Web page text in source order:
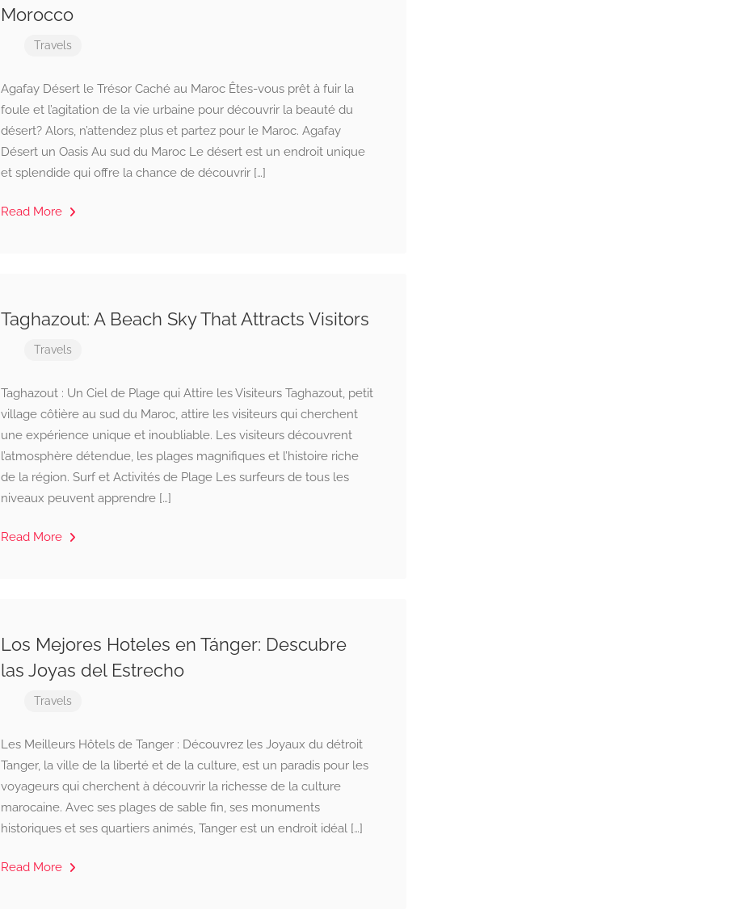
Morocco
Travels
Agafay Désert le Trésor Caché au Maroc Êtes-vous prêt à fuir la
foule et l’agitation de la vie urbaine pour découvrir la beauté du
désert? Alors, n’attendez plus et partez pour le Maroc. Agafay
Désert un Oasis Au sud du Maroc Le désert est un endroit unique
et splendide qui offre la chance de découvrir […]
Read More
Taghazout: A Beach Sky That Attracts Visitors
Travels
Taghazout : Un Ciel de Plage qui Attire les Visiteurs Taghazout, petit
village côtière au sud du Maroc, attire les visiteurs qui cherchent
une expérience unique et inoubliable. Les visiteurs découvrent
l’atmosphère détendue, les plages magnifiques et l’histoire riche
de la région. Surf et Activités de Plage Les surfeurs de tous les
niveaux peuvent apprendre […]
Read More
Los Mejores Hoteles en Tánger: Descubre
las Joyas del Estrecho
Travels
Les Meilleurs Hôtels de Tanger : Découvrez les Joyaux du détroit
Tanger, la ville de la liberté et de la culture, est un paradis pour les
voyageurs qui cherchent à découvrir la richesse de la culture
marocaine. Avec ses plages de sable fin, ses monuments
historiques et ses quartiers animés, Tanger est un endroit idéal […]
Read More